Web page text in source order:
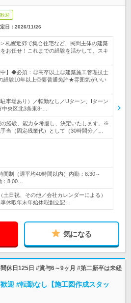
迎
日： 2026/11/26
札幌近郊で集合住宅など、民間主体の建築
お任せ！これまでの経験を活かして、スキ
中】◆必須：◎高卒以上◎建築施工管理技士
経験10年以上◎要普通免許★雰囲気がいい
駐車場あり）／転勤なし／Uターン、Iターン
央区北3条東8-…
経験、能力を考慮し、決定いたします。※
手当（固定残業代）として（30時間分／…
間制（週平均40時間以内）内勤：8:30～
：8:00…
土日祝、その他／会社カレンダーによる）
季休暇年末年始休暇創立記…
気になる
休日125日 #賞与6～9ヶ月 #第二新卒は未経
迎 #転勤なし【施工図作成スタッ